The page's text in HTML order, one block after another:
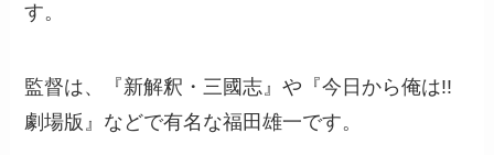
す。
監督は、『新解釈・三國志』や『今日から俺は!!
劇場版』などで有名な福田雄一です。